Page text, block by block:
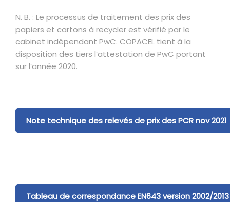
N. B. : Le processus de traitement des prix des
papiers et cartons à recycler est vérifié par le
cabinet indépendant PwC. COPACEL tient à la
disposition des tiers l’attestation de PwC portant
sur l’année 2020.
Note technique des relevés de prix des PCR nov 2021
Tableau de correspondance EN643 version 2002/2013